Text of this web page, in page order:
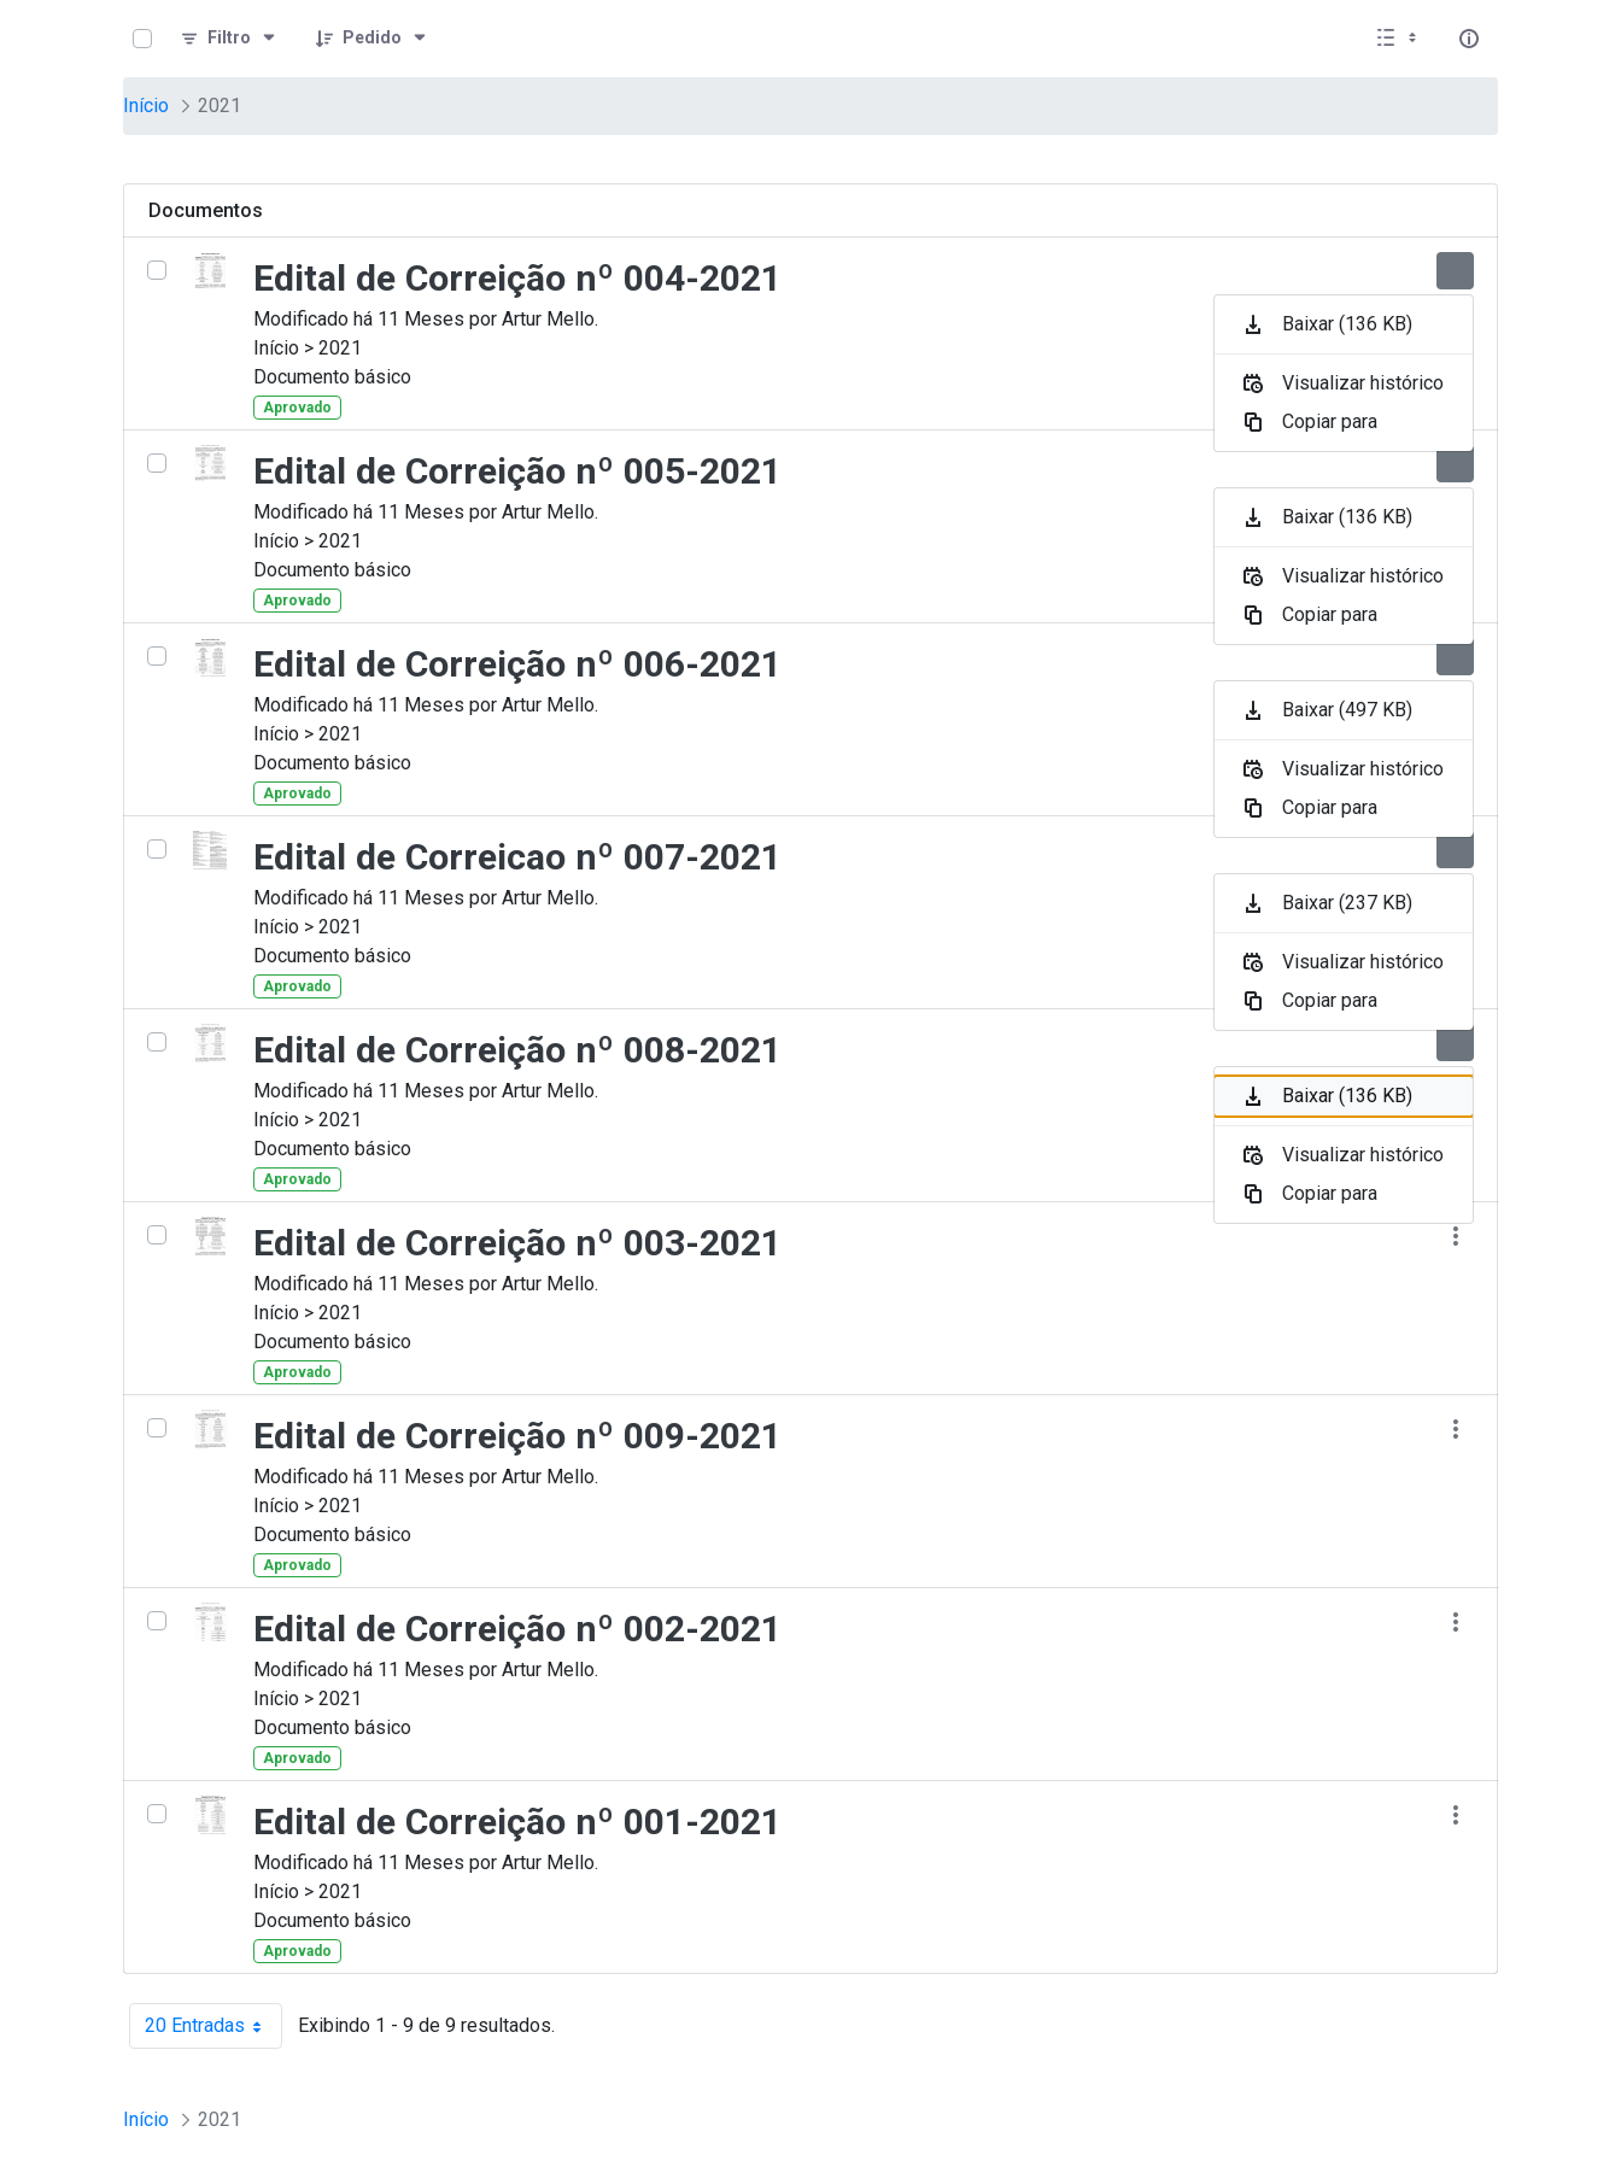
teste descricaoFiltro
Pedido
Início 2021
Documentos
Edital de Correição nº 004-2021
Modificado há 11 Meses por Artur Mello.
Início > 2021
Documento básico
Aprovado
Edital de Correição nº 005-2021
Modificado há 11 Meses por Artur Mello.
Início > 2021
Documento básico
Aprovado
Edital de Correição nº 006-2021
Modificado há 11 Meses por Artur Mello.
Início > 2021
Documento básico
Aprovado
Edital de Correicao nº 007-2021
Modificado há 11 Meses por Artur Mello.
Início > 2021
Documento básico
Aprovado
Edital de Correição nº 008-2021
Modificado há 11 Meses por Artur Mello.
Início > 2021
Documento básico
Aprovado
Edital de Correição nº 003-2021
Modificado há 11 Meses por Artur Mello.
Início > 2021
Documento básico
Aprovado
Edital de Correição nº 009-2021
Modificado há 11 Meses por Artur Mello.
Início > 2021
Documento básico
Aprovado
Edital de Correição nº 002-2021
Modificado há 11 Meses por Artur Mello.
Início > 2021
Documento básico
Aprovado
Edital de Correição nº 001-2021
Modificado há 11 Meses por Artur Mello.
Início > 2021
Documento básico
Aprovado
20 EntradasPor página Exibindo 1 - 9 de 9 resultados.
Início 2021
Baixar (136 KB)
Visualizar histórico
Copiar para
Baixar (136 KB)
Visualizar histórico
Copiar para
Baixar (497 KB)
Visualizar histórico
Copiar para
Baixar (237 KB)
Visualizar histórico
Copiar para
Baixar (136 KB)
Visualizar histórico
Copiar para